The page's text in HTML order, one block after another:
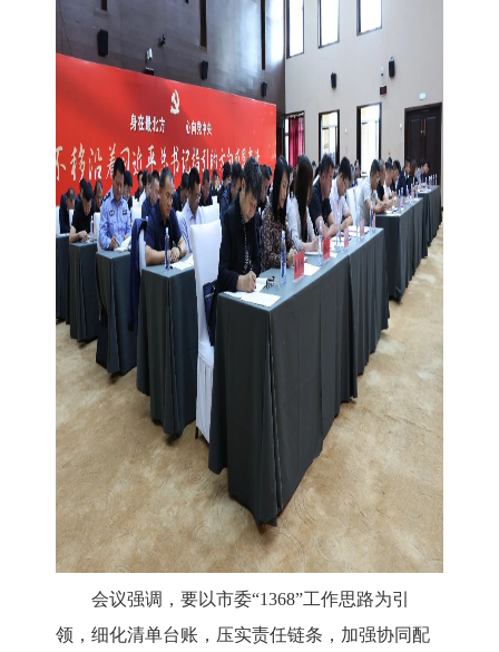
会议强调， 要以市委“1368”工作思路为引
领，细化清单台账，压实责任链条，加强协同配